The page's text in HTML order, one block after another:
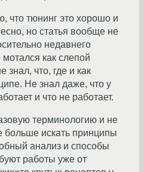
что тюнинг это хорошо и
но статья вообще не
недавнего
как слепой
знал, что, где и как
Не знал даже, что у
и что не работает.
терминологию и не
больше искать принципы
анализ и способы
работы уже от